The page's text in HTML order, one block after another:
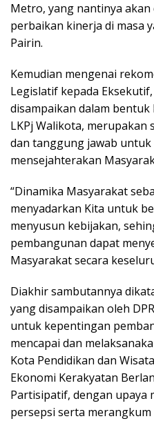
Metro, yang nantinya akan
perbaikan kinerja di masa
Pairin.
Kemudian mengenai
Legislatif kepada
disampaikan dalam
LKPj Walikota, merupakan
dan tanggung jawab
mensejahterakan
“Dinamika Masyarakat
menyadarkan Kita untuk
menyusun kebijakan,
pembangunan dapat
Masyarakat secara
Diakhir sambutannya
yang disampaikan oleh
untuk kepentingan
mencapai dan
Kota Pendidikan dan
Ekonomi Kerakyatan
Partisipatif, dengan upaya
persepsi serta